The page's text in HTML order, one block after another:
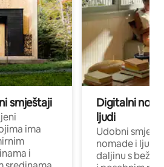
smještaji
ima
i
Digitalni
ljudi
Udobni
nomade i ljude
daljinu s